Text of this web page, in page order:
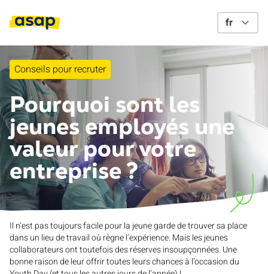
Conseils pour recruter
Pourquoi sont les
jeunes employés une
valeur pour votre
entreprise ?
Il n’est pas toujours facile pour la jeune garde de trouver sa place
dans un lieu de travail où règne l’expérience. Mais les jeunes
collaborateurs ont toutefois des réserves insoupçonnées. Une
bonne raison de leur offrir toutes leurs chances à l’occasion du